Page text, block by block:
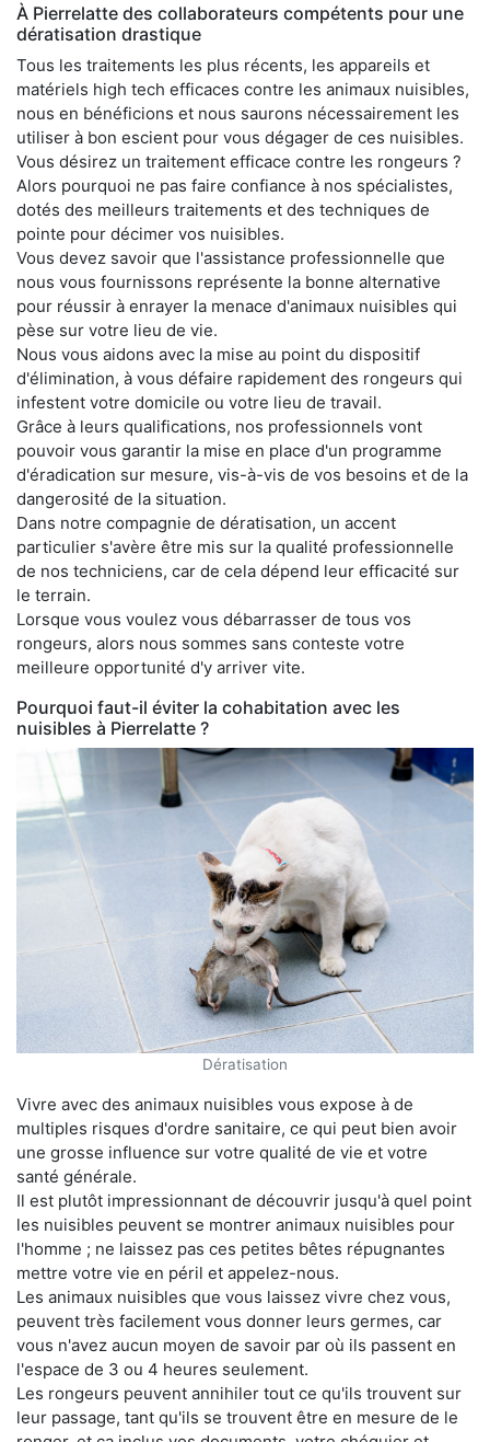
À Pierrelatte des collaborateurs compétents pour une
dératisation drastique
Tous les traitements les plus récents, les appareils et
matériels high tech efficaces contre les animaux nuisibles,
nous en bénéficions et nous saurons nécessairement les
utiliser à bon escient pour vous dégager de ces nuisibles.
Vous désirez un traitement efficace contre les rongeurs ?
Alors pourquoi ne pas faire confiance à nos spécialistes,
dotés des meilleurs traitements et des techniques de
pointe pour décimer vos nuisibles.
Vous devez savoir que l'assistance professionnelle que
nous vous fournissons représente la bonne alternative
pour réussir à enrayer la menace d'animaux nuisibles qui
pèse sur votre lieu de vie.
Nous vous aidons avec la mise au point du dispositif
d'élimination, à vous défaire rapidement des rongeurs qui
infestent votre domicile ou votre lieu de travail.
Grâce à leurs qualifications, nos professionnels vont
pouvoir vous garantir la mise en place d'un programme
d'éradication sur mesure, vis-à-vis de vos besoins et de la
dangerosité de la situation.
Dans notre compagnie de dératisation, un accent
particulier s'avère être mis sur la qualité professionnelle
de nos techniciens, car de cela dépend leur efficacité sur
le terrain.
Lorsque vous voulez vous débarrasser de tous vos
rongeurs, alors nous sommes sans conteste votre
meilleure opportunité d'y arriver vite.
Pourquoi faut-il éviter la cohabitation avec les
nuisibles à Pierrelatte ?
Dératisation
Vivre avec des animaux nuisibles vous expose à de
multiples risques d'ordre sanitaire, ce qui peut bien avoir
une grosse influence sur votre qualité de vie et votre
santé générale.
Il est plutôt impressionnant de découvrir jusqu'à quel point
les nuisibles peuvent se montrer animaux nuisibles pour
l'homme ; ne laissez pas ces petites bêtes répugnantes
mettre votre vie en péril et appelez-nous.
Les animaux nuisibles que vous laissez vivre chez vous,
peuvent très facilement vous donner leurs germes, car
vous n'avez aucun moyen de savoir par où ils passent en
l'espace de 3 ou 4 heures seulement.
Les rongeurs peuvent annihiler tout ce qu'ils trouvent sur
leur passage, tant qu'ils se trouvent être en mesure de le